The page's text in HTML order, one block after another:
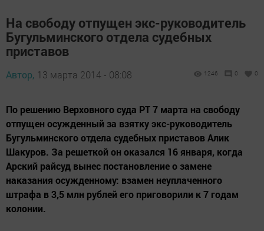
На свободу отпущен экс-руководитель
Бугульминского отдела судебных
приставов
Автор, 13 марта 2014 - 08:08 1246 0 0
По решению Верховного суда РТ 7 марта на свободу
отпущен осужденный за взятку экс-руководитель
Бугульминского отдела судебных приставов Алик
Шакуров. За решеткой он оказался 16 января, когда
Арский райсуд вынес постановление о замене
наказания осужденному: взамен неуплаченного
штрафа в 3,5 млн рублей его приговорили к 7 годам
колонии.